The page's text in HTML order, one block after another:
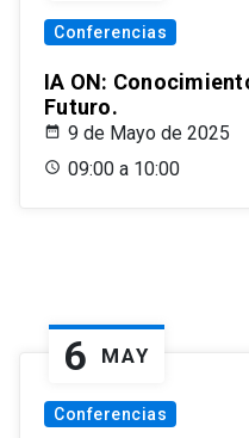
Conferencias
IA ON:
Futuro.
9 de Mayo de 2025
09:00 a 10:00
6 MAY
Conferencias